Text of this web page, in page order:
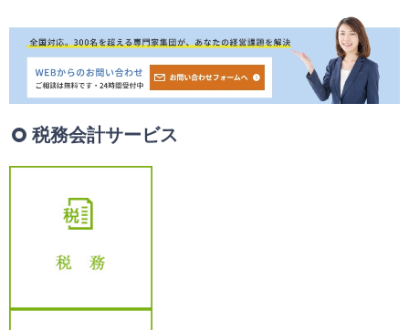
税務会計サービス